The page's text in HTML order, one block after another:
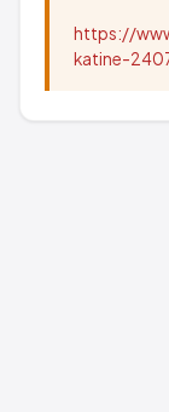
https://
katine-